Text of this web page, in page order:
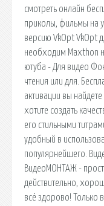
смотреть онлайн
приколы, фильмы на
версию VkOpt VkOpt
необходим Maxthon
ютуба - Для видео
чтения или для.
активации вы
хотите создать
его стильными
удобный в
популярнейшего.
ВидеоМОНТАЖ -
действительно,
всё здорово! Только